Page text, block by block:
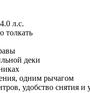
л.с.
толкать
деки
одним рычагом
удобство снятия и